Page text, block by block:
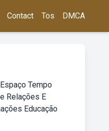
Contact Tos DMCA
Tempo
Relações E
Educação